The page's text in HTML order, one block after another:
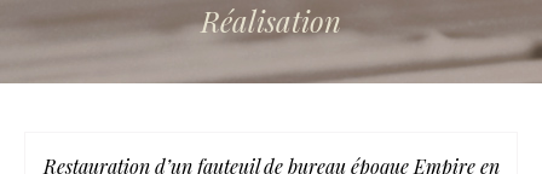
Réalisation
Restauration d’un fauteuil de bureau époque Empire en